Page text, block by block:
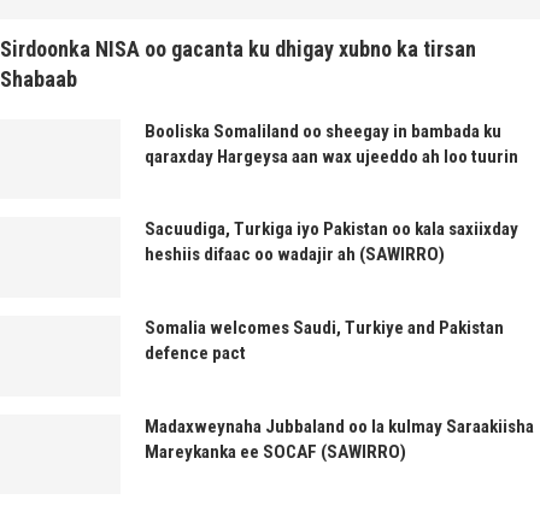
Sirdoonka NISA oo gacanta ku dhigay xubno ka tirsan
Shabaab
Booliska Somaliland oo sheegay in bambada ku
qaraxday Hargeysa aan wax ujeeddo ah loo tuurin
Sacuudiga, Turkiga iyo Pakistan oo kala saxiixday
heshiis difaac oo wadajir ah (SAWIRRO)
Somalia welcomes Saudi, Turkiye and Pakistan
defence pact
Madaxweynaha Jubbaland oo la kulmay Saraakiisha
Mareykanka ee SOCAF (SAWIRRO)